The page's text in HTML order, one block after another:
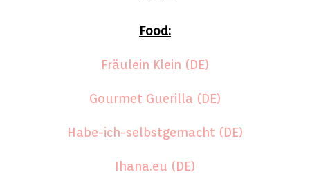
Food:
Fräulein Klein (DE)
Gourmet Guerilla (DE)
Habe-ich-selbstgemacht (DE)
Ihana.eu (DE)